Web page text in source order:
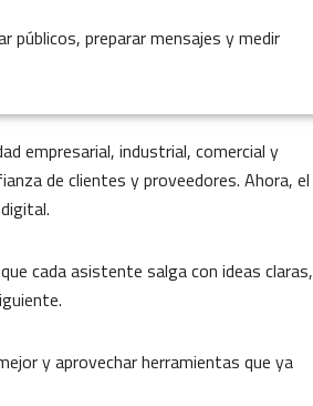
públicos, preparar mensajes y medir
empresarial, industrial, comercial y
de clientes y proveedores. Ahora, el
cada asistente salga con ideas claras,
y aprovechar herramientas que ya